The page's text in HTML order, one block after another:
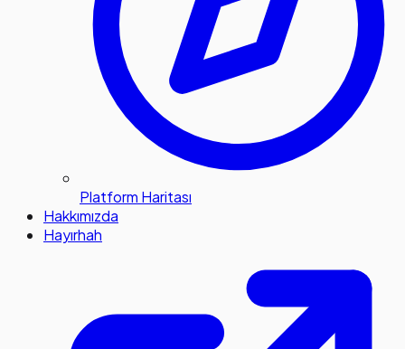
Platform Haritası
Hakkımızda
Hayırhah